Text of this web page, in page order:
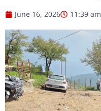
June 16, 2026 11:39 am